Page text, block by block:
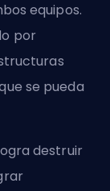
equipos.
por
se pueda
destruir